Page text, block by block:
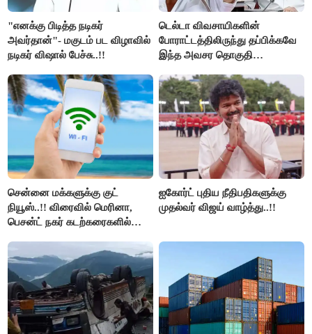
"எனக்கு பிடித்த நடிகர்
அவர்தான்"- மகுடம் பட விழாவில்
நடிகர் விஷால் பேச்சு..!!
டெல்டா விவசாயிகளின்
போராட்டத்திலிருந்து தப்பிக்கவே
இந்த அவசர தொகுதி
அரங்கேற்றுகிறார் முதலமைச்சர் -
திமுக ஐடி விங்..!!
சென்னை மக்களுக்கு குட்
நியூஸ்..!! விரைவில் மெரினா,
பெசன்ட் நகர் கடற்கரைகளில்
ஐகோர்ட் புதிய நீதிபதிகளுக்கு
முதல்வர் விஜய் வாழ்த்து..!!